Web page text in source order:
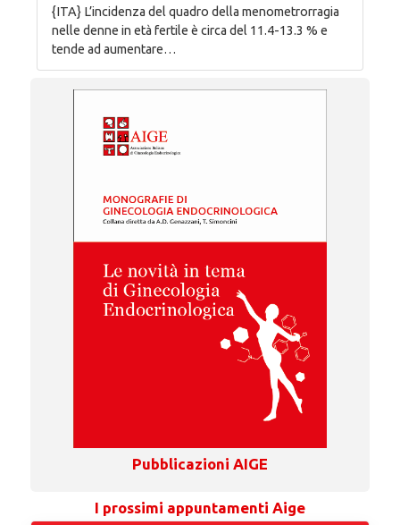
{ITA} L’incidenza del quadro della menometrorragia
nelle denne in età fertile è circa del 11.4-13.3 % e
tende ad aumentare…
Pubblicazioni AIGE
I prossimi appuntamenti Aige